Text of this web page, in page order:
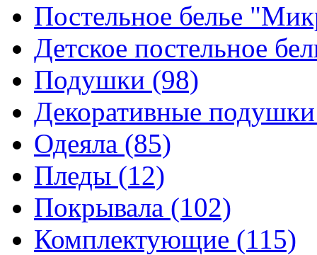
Постельное белье
Детское постельное
Подушки (98)
Декоративные
Одеяла (85)
Пледы (12)
Покрывала (102)
Комплектующие (115)